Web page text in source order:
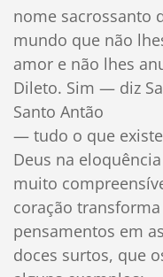
nome sacrossanto
mundo que não
amor e não lhes
Dileto. Sim — diz
Santo Antão
— tudo o que
Deus na
muito
coração
pensamentos em
doces surtos, que